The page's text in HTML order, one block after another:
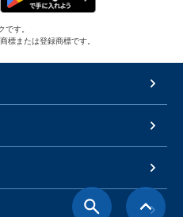
す。
または登録商標です。